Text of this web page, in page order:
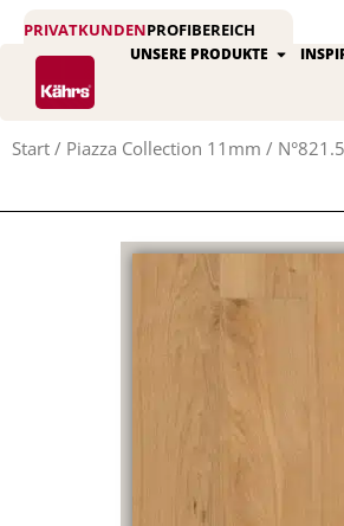
PRIVATKUNDENPROFIBEREICH
UNSERE PRODUKTE Öffne
Start / Piazza Collection 11mm /